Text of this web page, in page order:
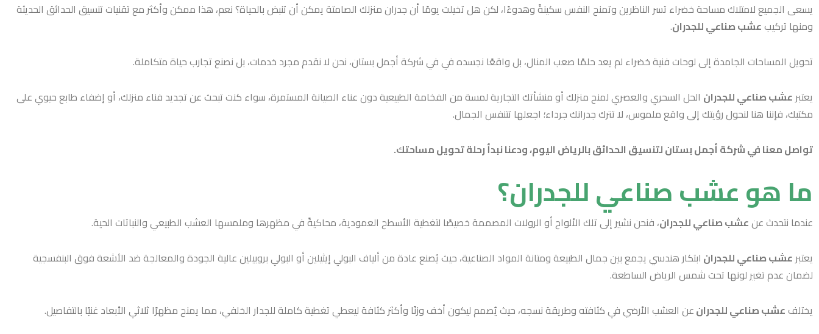
يسعى الجميع لامتلاك مساحة خضراء تسر الناظرين وتمنح النفس سكينةً وهدوءًا، لكن هل تخيلت يومًا أن جدران منزلك الصامتة يمكن أن تنبض بالحياة؟ نعم، هذا ممكن وأكثر مع تقنيات تنسيق الحدائق الحديثة
ومنها تركيبعشب صناعي للجدران.
تحويل المساحات الجامدة إلى لوحات فنية خضراء لم يعد حلمًا صعب المنال، بل واقعًا نجسده في في شركة أجمل بستان، نحن لا نقدم مجرد خدمات، بل نصنع تجارب حياة متكاملة.
يعتبرعشب صناعي للجدران الحل السحري والعصري لمنح منزلك أو منشأتك التجارية لمسة من الفخامة الطبيعية دون عناء الصيانة المستمرة، سواء كنت تبحث عن تجديد فناء منزلك، أو إضفاء طابع حيوي على
مكتبك، فإننا هنا لنحول رؤيتك إلى واقع ملموس، لا تترك جدرانك جرداء؛ اجعلها تتنفس الجمال.
تواصل معنافي شركة أجمل بستان لتنسيق الحدائق بالرياض اليوم، ودعنا نبدأ رحلة تحويل مساحتك.
ما هو عشب صناعي للجدران؟
عندما نتحدث عنعشب صناعي للجدران، فنحن نشير إلى تلك الألواح أو الرولات المصممة خصيصًا لتغطية الأسطح العمودية، محاكيةً في مظهرها وملمسها العشب الطبيعي والنباتات الحية.
يعتبرعشب صناعي للجدران ابتكار هندسي يجمع بين جمال الطبيعة ومتانة المواد الصناعية، حيث يُصنع عادة من ألياف البولي إيثيلين أو البولي بروبيلين عالية الجودة والمعالجة ضد الأشعة فوق البنفسجية
لضمان عدم تغير لونها تحت شمس الرياض الساطعة.
يختلفعشب صناعي للجدرانعن العشب الأرضي في كثافته وطريقة نسجه، حيث يُصمم ليكون أخف وزنًا وأكثر كثافة ليعطي تغطية كاملة للجدار الخلفي، مما يمنح مظهرًا ثلاثي الأبعاد غنيًا بالتفاصيل.